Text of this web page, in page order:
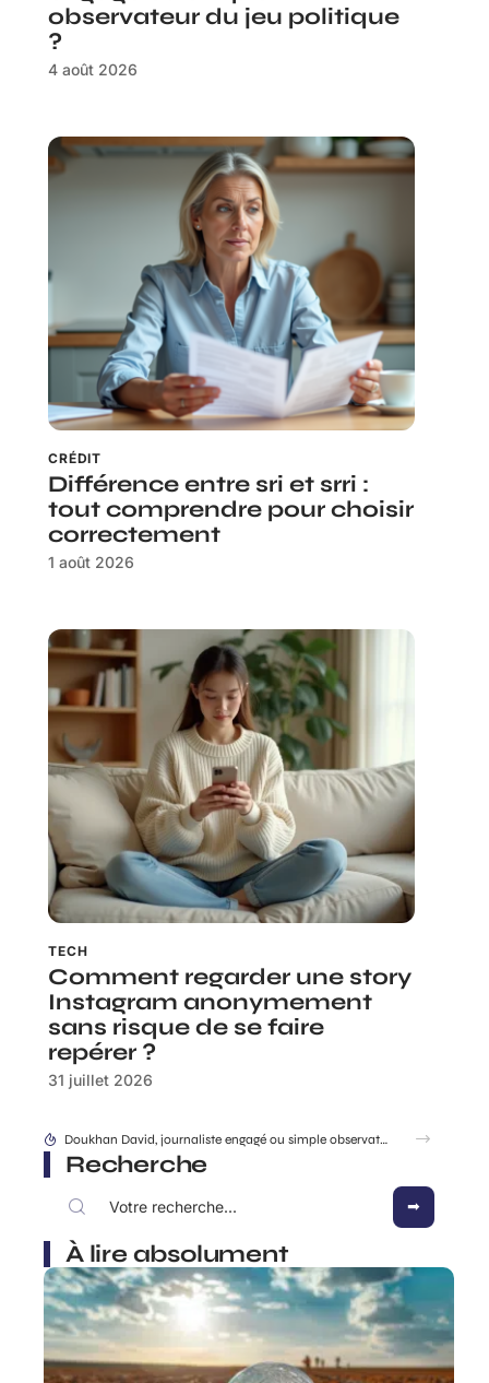
observateur du jeu politique
?
4 août 2026
CRÉDIT
Différence entre sri et srri :
tout comprendre pour choisir
correctement
1 août 2026
TECH
Comment regarder une story
Instagram anonymement
sans risque de se faire
repérer ?
31 juillet 2026
Différence entre sri et srri : tout comprendre pour choisir correctement
Recherche
À lire absolument